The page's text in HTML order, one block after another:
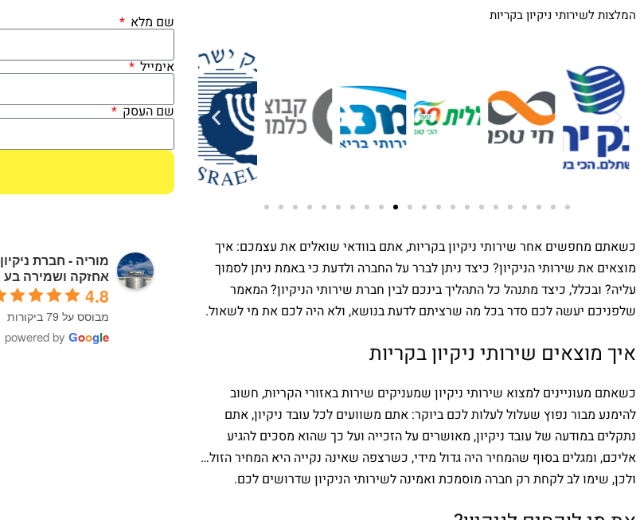
המלצות לשירותי ניקיון בקריות
כשאתם מחפשים אחר שירותי ניקיון בקריות, אתם בוודאי שואלים את עצמכם: איך
מוצאים את שירותי הניקיון? כיצד ניתן לברר על החברה ולדעת כי באמת ניתן לסמוך
עליה? ובכלל, כיצד מתנהל כל התהליך בינכם לבין חברת שירותי הניקיון? המאמר
שלפניכם יעשה לכם סדר בכל מה שרציתם לדעת בנושא, ולא היה לכם את מי לשאול.
איך מוצאים שירותי ניקיון בקריות
כשאתם מעוניינים למצוא שירותי ניקיון שמעניקים שירות באזורי הקריות, חשוב
להימנע מבור נפוץ שעלול לעלות לכם ביוקר: אתם משוועים לכל עובד ניקיון, אתם
נתקלים במודעה של עובד ניקיון, מאושרים על הזכייה ועל כך שהוא מסכים להגיע
אליכם, ומגלים בסוף שהמחיר היה גדול מידי, כשרצפה שאינה נקייה היא המחיר הזול…
ולכן, שימו לב לקחת רק חברה מוסמכת ואמינה לשירותי הניקיון שדרושים לכם.
שם מלא
אימייל
שם העסק
מוריה - חברת ניקיון
אחזקה ושמירה בע
4.8
מבוסס על 79 ביקורות
powered by Google
4 years ago
פעולה. תודה
נעזרתי בחברת מוריה
בשל הצפה שהייתה לי
איכותי, מקצועי ואדיב.
פשוט יוצא מהכלל
ממליץ מאוד
4 years ago